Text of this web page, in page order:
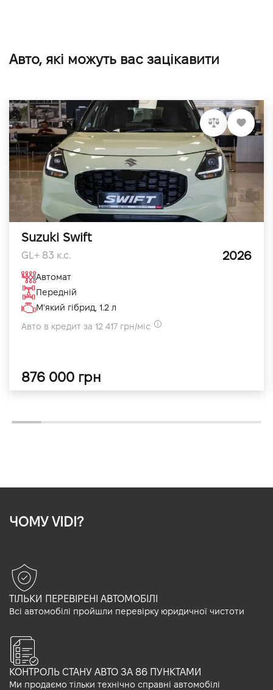
Авто, які можуть вас зацікавити
Suzuki Swift
GL+ 83 к.с. 2026
Автомат
Передній
М'який гібрид, 1.2 л
Авто в кредит за 12 417 грн/міс
876 000 грн
ЧОМУ VIDI?
ТІЛЬКИ ПЕРЕВІРЕНІ АВТОМОБІЛІ
Всі автомобілі пройшли перевірку юридичної чистоти
КОНТРОЛЬ СТАНУ АВТО ЗА 86 ПУНКТАМИ
Ми продаємо тільки технічно справні автомобілі